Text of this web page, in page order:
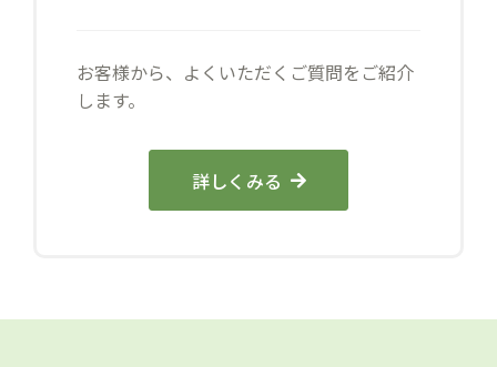
お客様から、よくいただくご質問をご紹介
します。
詳しくみる